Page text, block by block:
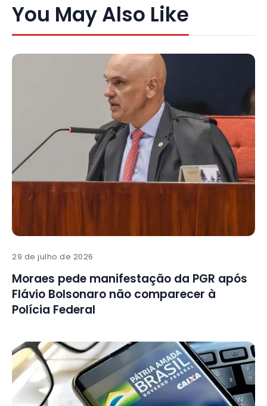
You May Also Like
29 de julho de 2026
Moraes pede manifestação da PGR após
Flávio Bolsonaro não comparecer à
Polícia Federal